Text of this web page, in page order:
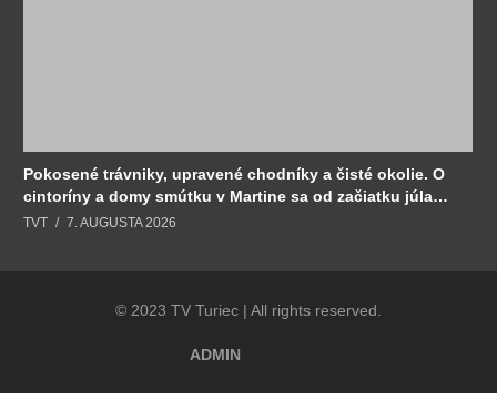
Pokosené trávniky, upravené chodníky a čisté okolie. O
cintoríny a domy smútku v Martine sa od začiatku júla
stará Sociálny podnik.
TVT 7. AUGUSTA 2026
© 2023 TV Turiec | All rights reserved.
ADMIN